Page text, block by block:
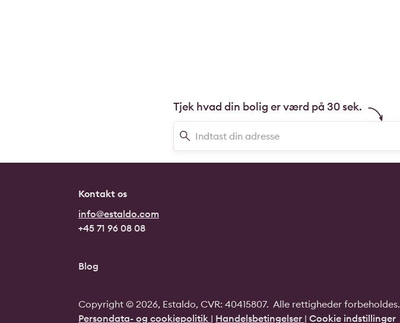
Tjek hvad din bolig er værd på 30 sek.
Kontakt os
info@estaldo.com
+45 71 96 08 08
Blog
Copyright © 2026, Estaldo, CVR: 40415807. Alle rettigheder forbeholdes.
Persondata- og cookiepolitik | Handelsbetingelser | Cookie indstillinger